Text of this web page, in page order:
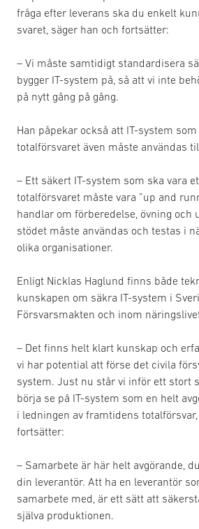
fråga efter leverans ska du enkelt
svaret, säger han och fortsätter:
– Vi måste samtidigt standardisera
bygger IT-system på, så att vi inte
på nytt gång på gång.
Han påpekar också att IT-system
totalförsvaret även måste användas
– Ett säkert IT-system som ska vara
totalförsvaret måste vara ”up and
handlar om förberedelse, övning och
stödet måste användas och testas i
olika organisationer.
Enligt Nicklas Haglund finns både
kunskapen om säkra IT-system i
Försvarsmakten och inom
– Det finns helt klart kunskap och
vi har potential att förse det civila
system. Just nu står vi inför ett stort
börja se på IT-system som en helt
i ledningen av framtidens
fortsätter:
– Samarbete är här helt avgörande,
din leverantör. Att ha en leverantör
samarbete med, är ett sätt att
själva produktionen.